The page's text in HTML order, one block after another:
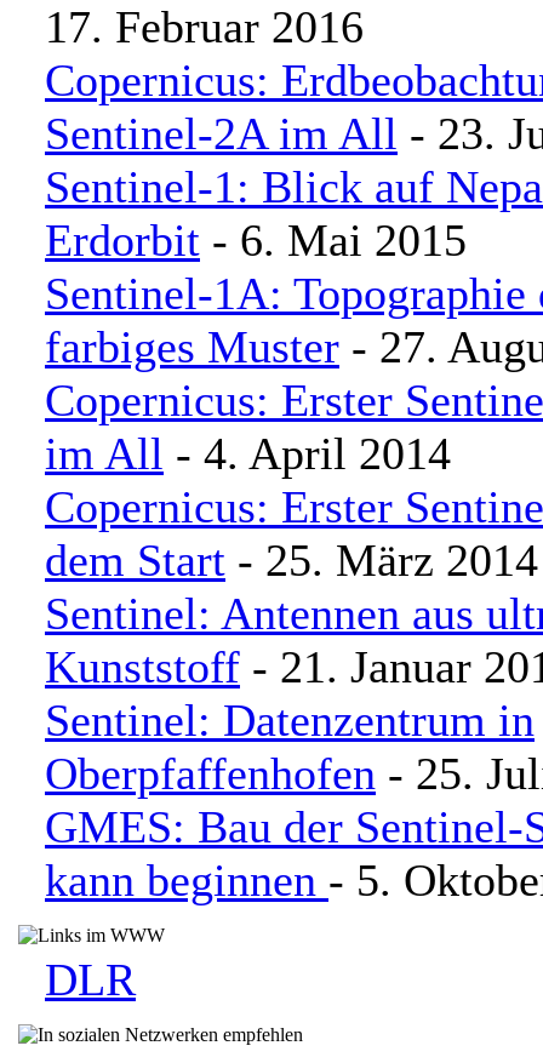
17. Februar 2016
Copernicus:
Sentinel-2A im All - 23.
Sentinel-1: Blick auf
Erdorbit - 6. Mai 2015
Sentinel-1A: Topographie
farbiges Muster - 27.
Copernicus: Erster
im All - 4. April 2014
Copernicus: Erster
dem Start - 25. März 2014
Sentinel: Antennen aus
Kunststoff - 21. Januar
Sentinel: Datenzentrum in
Oberpfaffenhofen - 25.
GMES: Bau der Sentinel-
kann beginnen - 5.
DLR